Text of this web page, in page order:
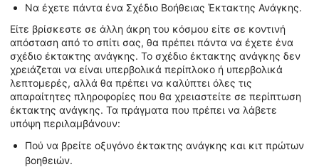
Να έχετε πάντα ένα Σχέδιο Βοήθειας Έκτακτης Ανάγκης.
Είτε βρίσκεστε σε άλλη άκρη του κόσμου είτε σε κοντινή
απόσταση από το σπίτι σας, θα πρέπει πάντα να έχετε ένα
σχέδιο έκτακτης ανάγκης. Το σχέδιο έκτακτης ανάγκης δεν
χρειάζεται να είναι υπερβολικά περίπλοκο ή υπερβολικά
λεπτομερές, αλλά θα πρέπει να καλύπτει όλες τις
απαραίτητες πληροφορίες που θα χρειαστείτε σε περίπτωση
έκτακτης ανάγκης. Τα πράγματα που πρέπει να λάβετε
υπόψη περιλαμβάνουν:
Πού να βρείτε οξυγόνο έκτακτης ανάγκης και κιτ πρώτων
βοηθειών.